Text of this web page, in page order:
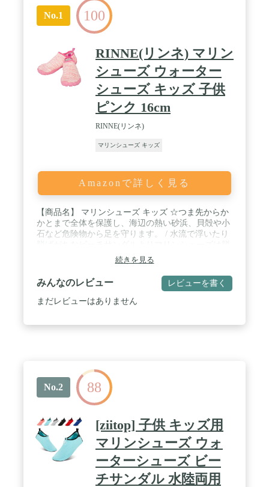
No.1 100
RINNE(リンネ) マリン
シューズ ウォーター
シューズ キッズ 子供
ピンク 16cm
RINNE(リンネ)
マリンシューズ キッズ
Amazonで詳しく見る
【商品名】 マリンシューズ キッズ ☆つま先からか
かとまで全体を保護し、海辺の熱い砂浜、貝殻や小
石など危険物から足を守ります。 / 水流で浮いたり
げにくく履いたまま泳ぐことが可能 / 排水穴とメッ
シュインソールでいつまでも水が溜まらない。アッ
パーも速乾・透湿生地で蒸れずに快適 / 素足への衝
撃を和らげるとともに、3D立体構造がつま先からか
かとまでフィットしてくれます。陸上、水中問わず
続きを見る
みんなのレビュー レビューを書く
まだレビューはありません
No.2 88
[ziitop] 子供 キッズ用
マリンシューズ ウォ
ーターシューズ ビー
チサンダル 水陸両用